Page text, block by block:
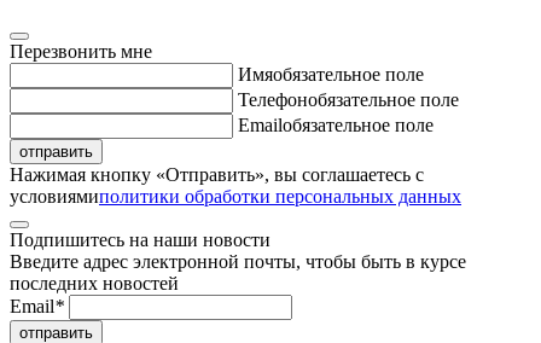
Перезвонить мне
Имяобязательное поле
Телефонобязательное поле
Emailобязательное поле
отправить
Нажимая кнопку «Отправить», вы соглашаетесь с
условиямиполитики обработки персональных данных
Подпишитесь на наши новости
Введите адрес электронной почты, чтобы быть в курсе
последних новостей
Email*
отправить